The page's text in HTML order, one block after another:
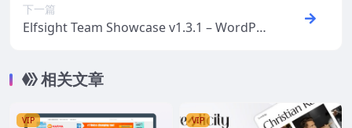
下一篇
Elfsight Team Showcase v1.3.1 – WordPr
相关文章
VIP VIP